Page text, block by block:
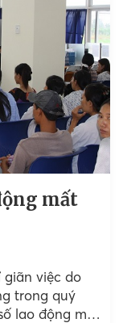
mất
việc do
trong quý
lao động mất